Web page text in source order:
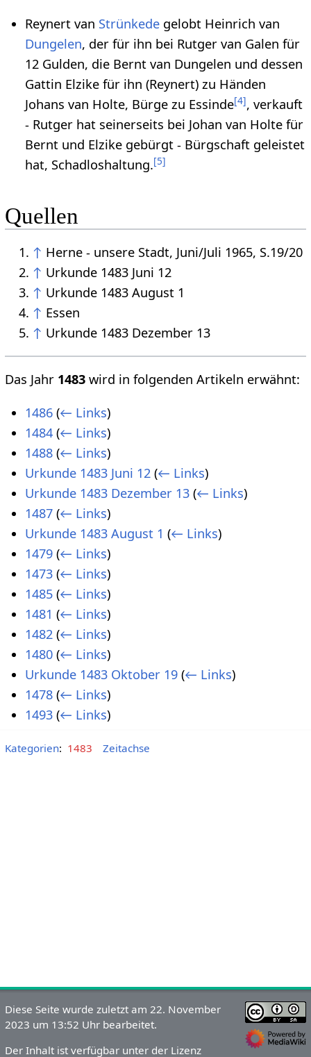
Reynert van Strünkede gelobt Heinrich van
Dungelen, der für ihn bei Rutger van Galen für
12 Gulden, die Bernt van Dungelen und dessen
Gattin Elzike für ihn (Reynert) zu Händen
Johans van Holte, Bürge zu Essinde[4], verkauft
- Rutger hat seinerseits bei Johan van Holte für
Bernt und Elzike gebürgt - Bürgschaft geleistet
hat, Schadloshaltung.[5]
Quellen
↑ Herne - unsere Stadt, Juni/Juli 1965, S.19/20
↑ Urkunde 1483 Juni 12
↑ Urkunde 1483 August 1
↑ Essen
↑ Urkunde 1483 Dezember 13
Das Jahr 1483wird in folgenden Artikeln erwähnt:
1486 (← Links)
1484 (← Links)
1488 (← Links)
Urkunde 1483 Juni 12 (← Links)
Urkunde 1483 Dezember 13 (← Links)
1487 (← Links)
Urkunde 1483 August 1 (← Links)
1479 (← Links)
1473 (← Links)
1485 (← Links)
1481 (← Links)
1482 (← Links)
1480 (← Links)
Urkunde 1483 Oktober 19 (← Links)
1478 (← Links)
1493 (← Links)
Kategorien: 1483 Zeitachse
Diese Seite wurde zuletzt am 22. November
2023 um 13:52 Uhr bearbeitet.
Der Inhalt ist verfügbar unter der Lizenz